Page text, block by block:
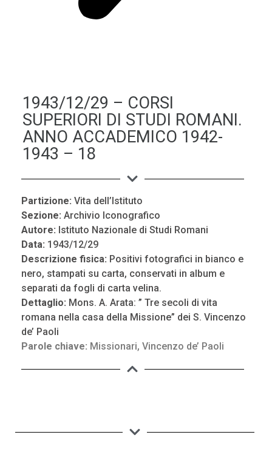
1943/12/29 – CORSI
SUPERIORI DI STUDI ROMANI.
ANNO ACCADEMICO 1942-
1943 – 18
Partizione: Vita dell’Istituto
Sezione: Archivio Iconografico
Autore: Istituto Nazionale di Studi Romani
Data: 1943/12/29
Descrizione fisica: Positivi fotografici in bianco e
nero, stampati su carta, conservati in album e
separati da fogli di carta velina.
Dettaglio: Mons. A. Arata: ” Tre secoli di vita
romana nella casa della Missione” dei S. Vincenzo
de’ Paoli
Parole chiave: Missionari, Vincenzo de’ Paoli